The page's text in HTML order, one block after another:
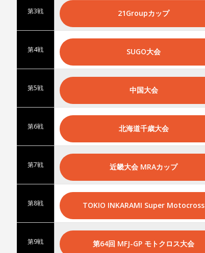
第3戦 21Groupカップ
第4戦 SUGO大会
第5戦 中国大会
第6戦 北海道千歳大会
第7戦 近畿大会 MRAカップ
第8戦 TOKIO INKARAMI Super Motocross
第9戦 第64回 MFJ-GP モトクロス大会